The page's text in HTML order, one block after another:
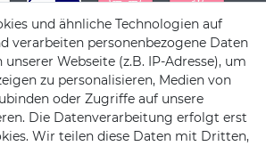
und ähnliche Technologien auf
verarbeiten personenbezogene Daten
Webseite (z.B. IP-Adresse), um
zu personalisieren, Medien von
oder Zugriffe auf unsere
Die Datenverarbeitung erfolgt erst
Wir teilen diese Daten mit Dritten,